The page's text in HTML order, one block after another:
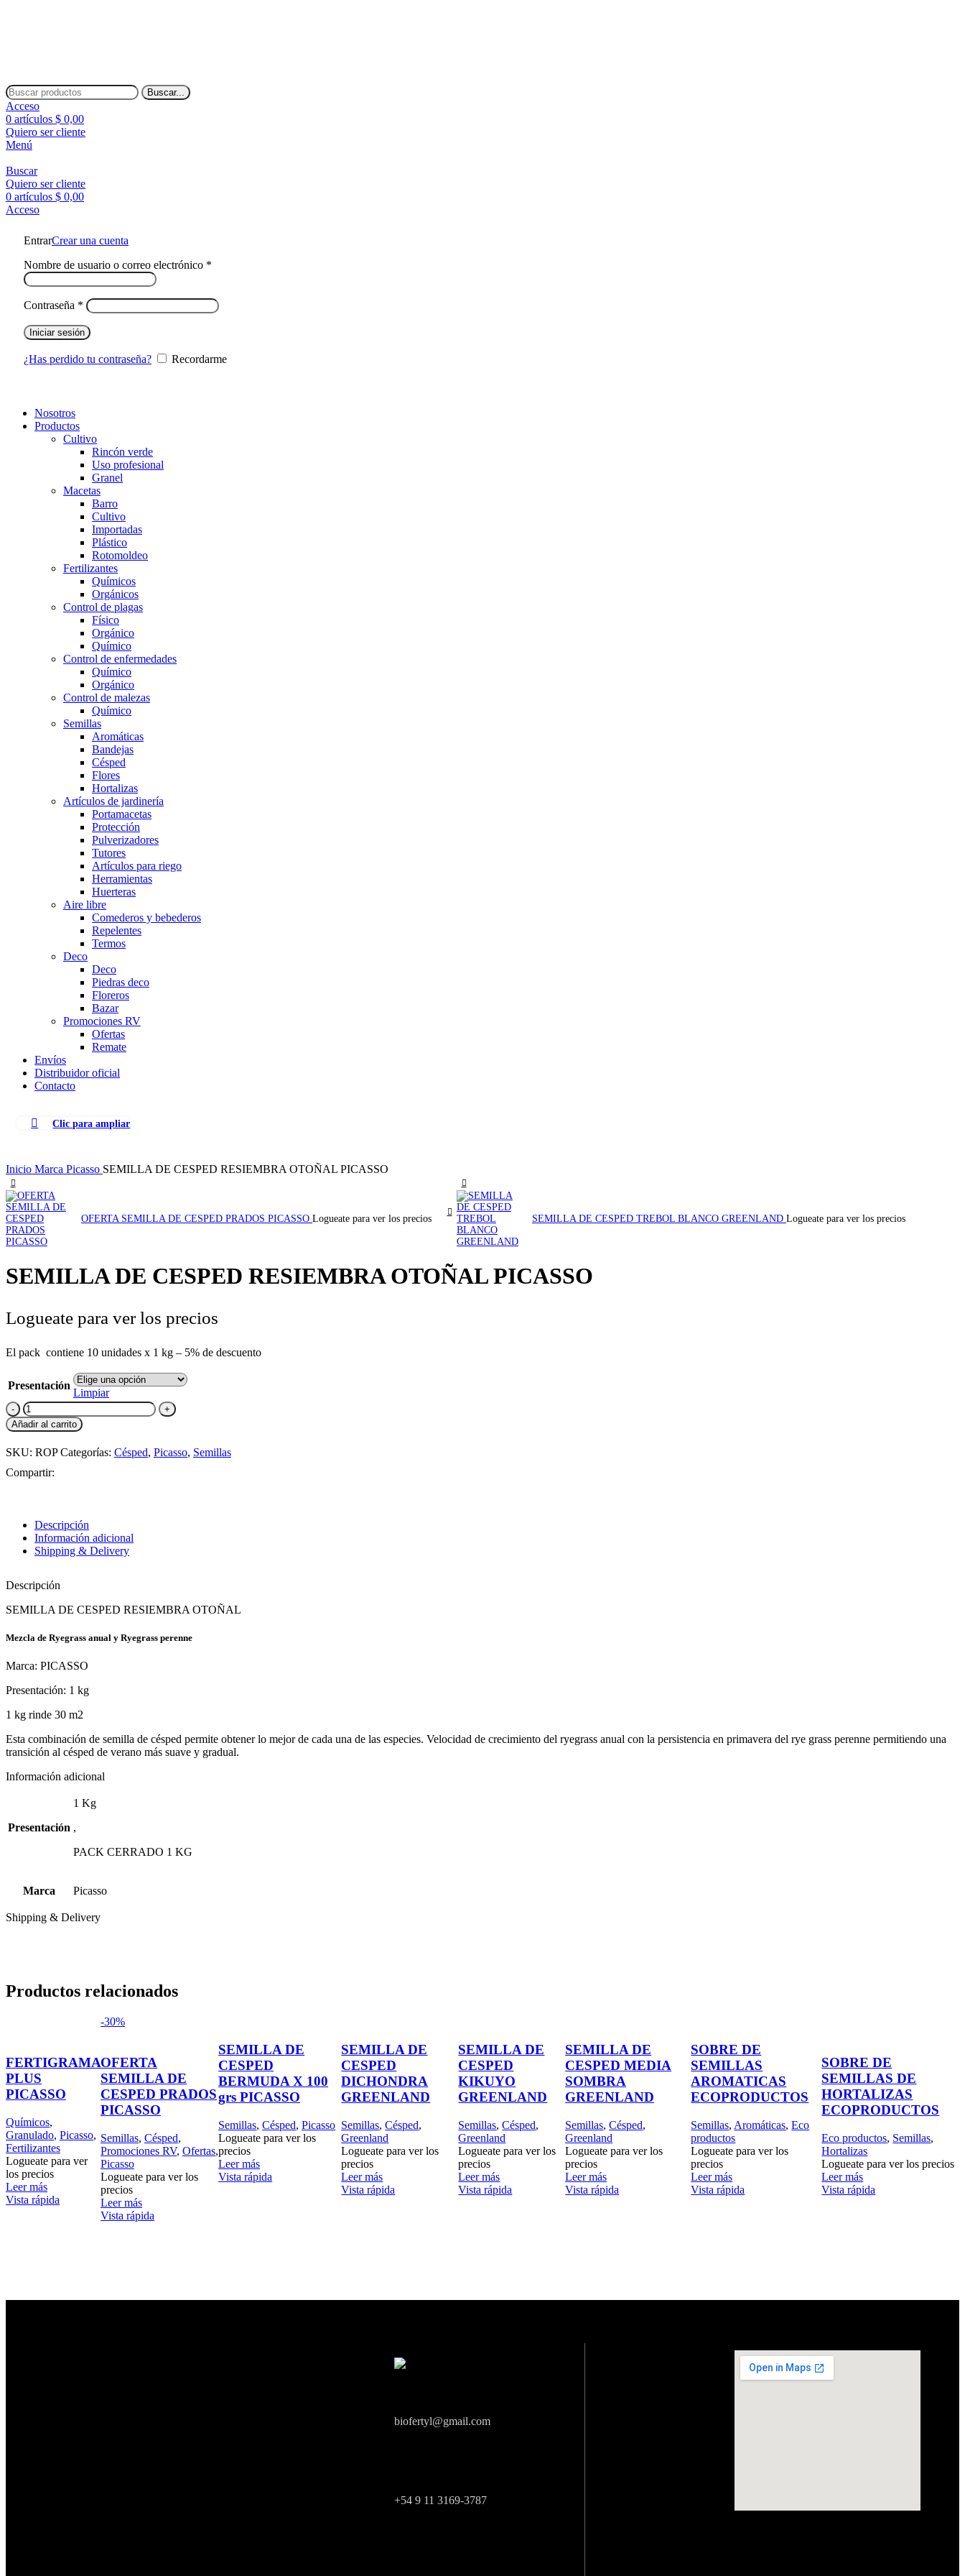
Buscar...
Acceso
0 artículos $ 0,00
Quiero ser cliente
Menú
Buscar
Quiero ser cliente
0 artículos $ 0,00
Acceso
EntrarCrear una cuenta
Nombre de usuario o correo electrónico *
Contraseña *
Iniciar sesión
¿Has perdido tu contraseña? Recordarme
Nosotros
Productos
Cultivo
Rincón verde
Uso profesional
Granel
Macetas
Barro
Cultivo
Importadas
Plástico
Rotomoldeo
Fertilizantes
Químicos
Orgánicos
Control de plagas
Físico
Orgánico
Químico
Control de enfermedades
Químico
Orgánico
Control de malezas
Químico
Semillas
Aromáticas
Bandejas
Césped
Flores
Hortalizas
Artículos de jardinería
Portamacetas
Protección
Pulverizadores
Tutores
Artículos para riego
Herramientas
Huerteras
Aire libre
Comederos y bebederos
Repelentes
Termos
Deco
Deco
Piedras deco
Floreros
Bazar
Promociones RV
Ofertas
Remate
Envíos
Distribuidor oficial
Contacto
Clic para ampliar
Inicio Marca Picasso SEMILLA DE CESPED RESIEMBRA OTOÑAL PICASSO
OFERTA SEMILLA DE CESPED PRADOS PICASSO Logueate para ver los precios SEMILLA DE CESPED TREBOL BLANCO GREENLAND Logueate para ver los precios
SEMILLA DE CESPED RESIEMBRA OTOÑAL PICASSO
Logueate para ver los precios
El pack contiene 10 unidades x 1 kg – 5% de descuento
Presentación
Limpiar
Añadir al carrito
SKU: ROPCategorías: Césped, Picasso, Semillas
Compartir:
Descripción
Información adicional
Shipping & Delivery
Descripción
SEMILLA DE CESPED RESIEMBRA OTOÑAL
Mezcla de Ryegrass anual y Ryegrass perenne
Marca: PICASSO
Presentación: 1 kg
1 kg rinde 30 m2
Esta combinación de semilla de césped permite obtener lo mejor de cada una de las especies. Velocidad de crecimiento del ryegrass anual con la persistencia en primavera del rye grass perenne permitiendo una
transición al césped de verano más suave y gradual.
Información adicional
Presentación
1 Kg
,
PACK CERRADO 1 KG
Marca Picasso
Shipping & Delivery
Productos relacionados
FERTIGRAMA
PLUS
PICASSO
Químicos,
Granulado, Picasso,
Fertilizantes
Logueate para ver
los precios
Leer más
Vista rápida
-30%
OFERTA
SEMILLA DE
CESPED PRADOS
PICASSO
Semillas, Césped,
Promociones RV, Ofertas,
Picasso
Logueate para ver los
precios
Leer más
Vista rápida
SEMILLA DE
CESPED
BERMUDA X 100
grs PICASSO
Semillas,Césped,Picasso
Logueate para ver los
precios
Leer más
Vista rápida
SEMILLA DE
CESPED
DICHONDRA
GREENLAND
Semillas,Césped,
Greenland
Logueate para ver los
precios
Leer más
Vista rápida
SEMILLA DE
CESPED
KIKUYO
GREENLAND
Semillas,Césped,
Greenland
Logueate para ver los
precios
Leer más
Vista rápida
SEMILLA DE
CESPED MEDIA
SOMBRA
GREENLAND
Semillas,Césped,
Greenland
Logueate para ver los
precios
Leer más
Vista rápida
SOBRE DE
SEMILLAS
AROMATICAS
ECOPRODUCTOS
Semillas, Aromáticas,Eco
productos
Logueate para ver los
precios
Leer más
Vista rápida
SOBRE DE
SEMILLAS DE
HORTALIZAS
ECOPRODUCTOS
Eco productos, Semillas,
Hortalizas
Logueate para ver los precios
Leer más
Vista rápida
biofertyl@gmail.com
+54 9 11 3169-3787